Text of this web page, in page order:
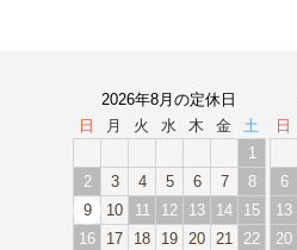
2026年8月の定休日
日
月 火 水 木 金
土
1
2
3 4 5 6 7
8
9
10 11 12 13 14
15
16
17 18 19 20 21
22
日
6
13
20